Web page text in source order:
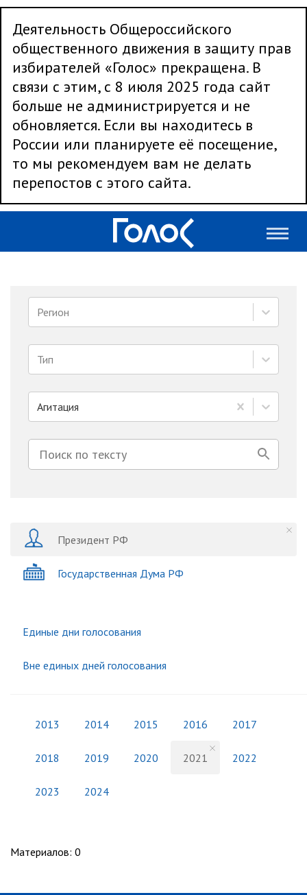
Деятельность Общероссийского
общественного движения в защиту прав
избирателей «Голос» прекращена. В
связи с этим, с 8 июля 2025 года сайт
больше не администрируется и не
обновляется. Если вы находитесь в
России или планируете её посещение,
то мы рекомендуем вам не делать
перепостов с этого сайта.
Регион
Тип
Агитация
Президент РФ
Государственная Дума РФ
Единые дни голосования
Вне единых дней голосования
2013 2014 2015 2016 2017
2018 2019 2020 2021 2022
2023 2024
Материалов: 0